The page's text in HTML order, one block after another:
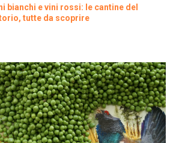
bianchi e vini rossi: le cantine del
tutte da scoprire